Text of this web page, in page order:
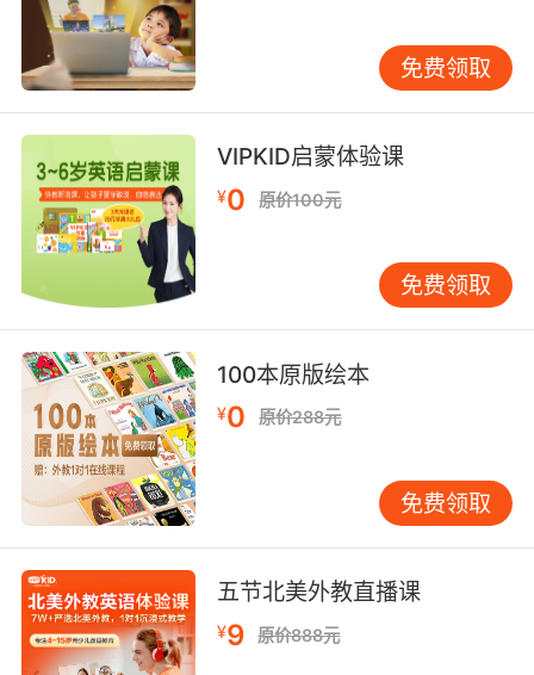
一点都不... 毫无浪漫可言
7. Very romantic. I did what you asked.
8. I don't know. It's not as romantic as that.
我不知道 后者没你说得那么浪漫
9. I know I haven't been very romantic lately.
10. All I said was that I wasn't interested in
her romantically.
我就只是说我对她不感兴趣
免费领取
VIPKID启蒙体验课
¥0 原价100元
免费领取
100本原版绘本
¥0 原价288元
免费领取
五节北美外教直播课
¥9 原价888元